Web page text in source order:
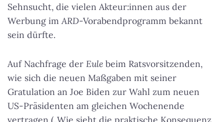
Sehnsucht, die vielen Akteur:innen aus der
Werbung imARD-Vorabendprogramm bekannt
sein dürfte.
Auf Nachfrage der Eule beim Ratsvorsitzenden,
wie sich die neuen Maßgaben mit seiner
Gratulation an Joe Biden zur Wahl zum neuen
US-Präsidenten am gleichen Wochenende
vertragen („Wie sieht die praktische Konsequenz